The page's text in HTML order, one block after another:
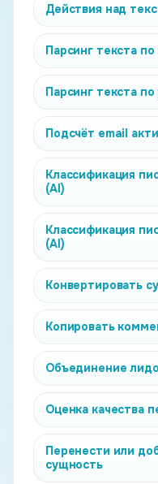
Действия над
Парсинг текста
Парсинг текста
Подсчёт email
Классификация
(AI)
Классификация
(AI)
Конвертировать
Копировать
Объединение
Оценка качества
Перенести или
сущность